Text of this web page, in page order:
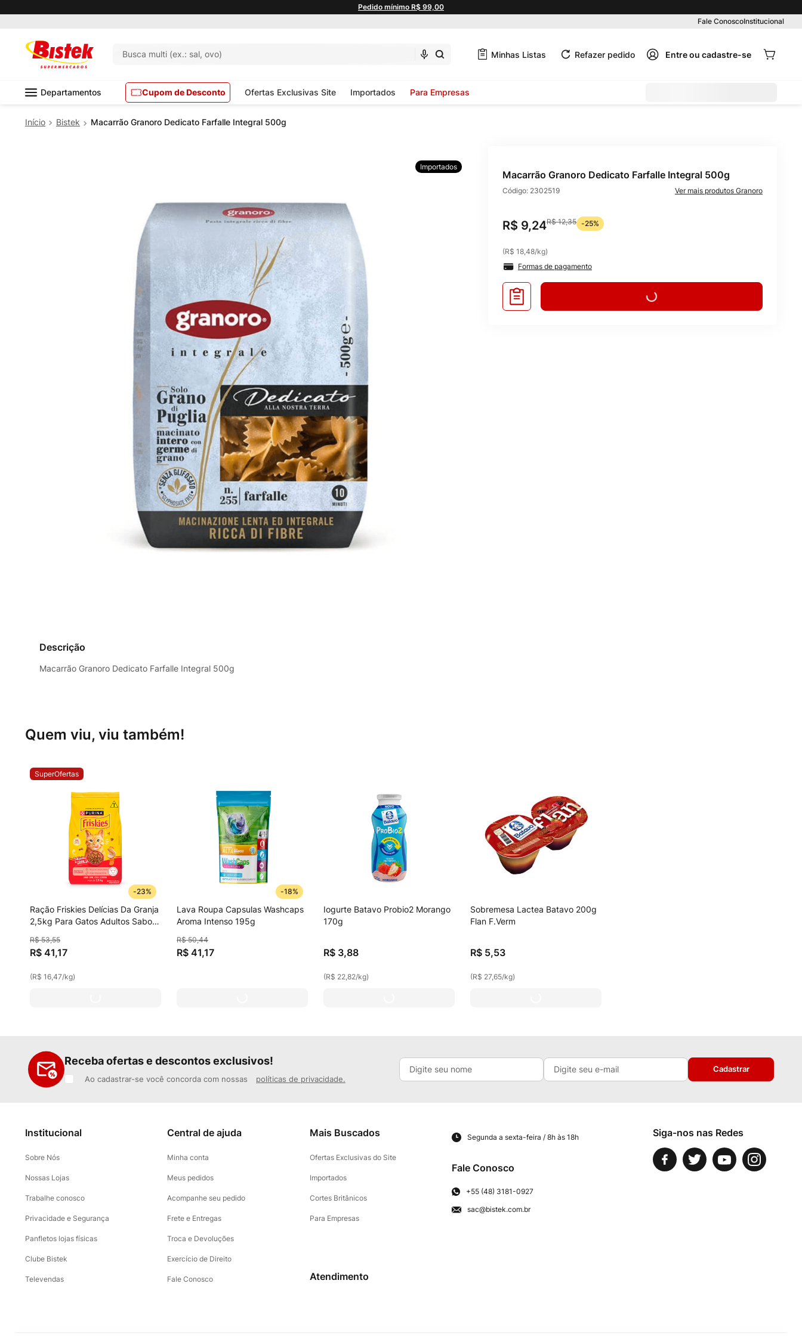
Pedido mínimo R$ 99,00
Fale ConoscoInstitucional
Busca multi (ex.: sal, ovo) Minhas Listas Refazer pedido
Departamentos Cupom de Desconto Ofertas Exclusivas Site Importados Para Empresas
Bistek Macarrão Granoro Dedicato Farfalle Integral 500g
Importados
Macarrão Granoro Dedicato Farfalle Integral 500g
Código: 2302519 Granoro
R$ 9,24R$ 12,35 -25%
(R$ 18,48/kg)
Formas de pagamento
Descrição
Macarrão Granoro Dedicato Farfalle Integral 500g
Quem viu, viu também!
SuperOfertas
-23%
Ração Friskies Delícias Da Granja
2,5kg Para Gatos Adultos Sabor
R$ 53,55
R$ 41,17
(R$ 16,47/kg)
-18%
Lava Roupa Capsulas Washcaps
Aroma Intenso 195g
R$ 50,44
R$ 41,17
Iogurte Batavo Probio2 Morango
170g
R$ 3,88
(R$ 22,82/kg)
Sobremesa Lactea Batavo 200g
Flan F.Verm
R$ 5,53
(R$ 27,65/kg)
Receba ofertas e descontos exclusivos!
Ao cadastrar-se você concorda com nossas políticas de privacidade.
Cadastrar
Institucional
Sobre Nós
Nossas Lojas
Trabalhe conosco
Privacidade e Segurança
Panfletos lojas físicas
Clube Bistek
Televendas
Central de ajuda
Minha conta
Meus pedidos
Acompanhe seu pedido
Frete e Entregas
Troca e Devoluções
Exercício de Direito
Fale Conosco
Mais Buscados
Ofertas Exclusivas do Site
Importados
Cortes Britânicos
Para Empresas
Atendimento
Segunda a sexta-feira / 8h às 18h
Fale Conosco
+55 (48) 3181-0927
sac@bistek.com.br
Siga-nos nas Redes